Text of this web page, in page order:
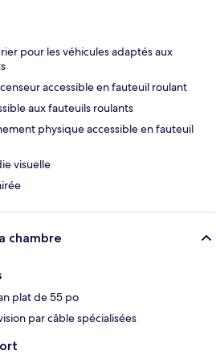
pour les véhicules adaptés aux
accessible en fauteuil roulant
aux fauteuils roulants
physique accessible en fauteuil
visuelle
chambre
plat de 55 po
par câble spécialisées